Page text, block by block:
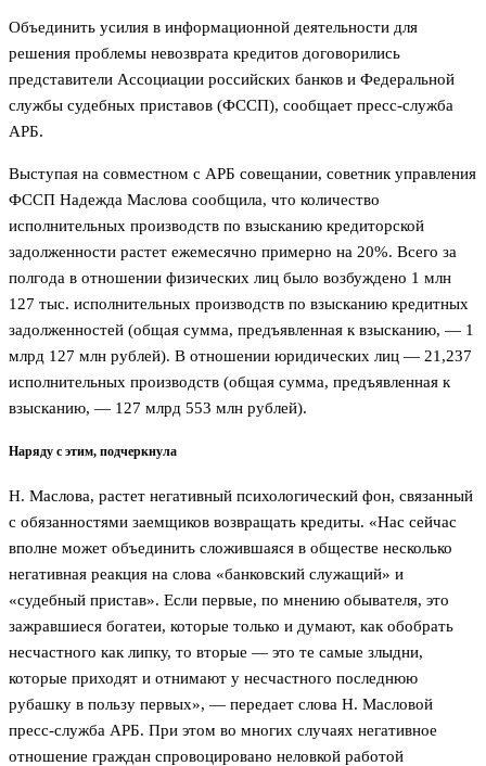
Объединить усилия в информационной деятельности для
решения проблемы невозврата кредитов договорились
представители Ассоциации российских банков и Федеральной
службы судебных приставов (ФССП), сообщает пресс-служба
АРБ.
Выступая на совместном с АРБ совещании, советник управления
ФССП Надежда Маслова сообщила, что количество
исполнительных производств по взысканию кредиторской
задолженности растет ежемесячно примерно на 20%. Всего за
полгода в отношении физических лиц было возбуждено 1 млн
127 тыс. исполнительных производств по взысканию кредитных
задолженностей (общая сумма, предъявленная к взысканию, — 1
млрд 127 млн рублей). В отношении юридических лиц — 21,237
исполнительных производств (общая сумма, предъявленная к
взысканию, — 127 млрд 553 млн рублей).
Наряду с этим, подчеркнула
Н. Маслова, растет негативный психологический фон, связанный
с обязанностями заемщиков возвращать кредиты. «Нас сейчас
вполне может объединить сложившаяся в обществе несколько
негативная реакция на слова «банковский служащий» и
«судебный пристав». Если первые, по мнению обывателя, это
зажравшиеся богатеи, которые только и думают, как обобрать
несчастного как липку, то вторые — это те самые злыдни,
которые приходят и отнимают у несчастного последнюю
рубашку в пользу первых», — передает слова Н. Масловой
пресс-служба АРБ. При этом во многих случаях негативное
отношение граждан спровоцировано неловкой работой